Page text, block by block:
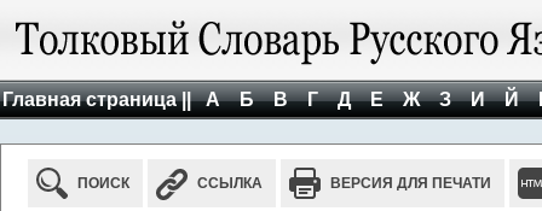
Главная страница || А Б В Г Д Е Ж З И Й
ПОИСК ССЫЛКА ВЕРСИЯ ДЛЯ ПЕЧАТИ